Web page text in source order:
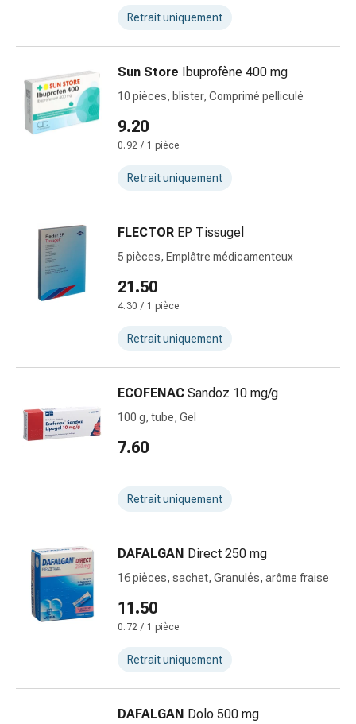
les
yeux
Inflammation
oculaire
Pansements
ophtalmiques
oculaire
et
sanguins
Cœur
et
contention
Circulation
sanguine
cardiaques
nerveux
Troubles
et
Retrait uniquement
Sun Store Ibuprofène 400 mg
10 pièces, blister, Comprimé pelliculé
9.20
0.92 / 1 pièce
Retrait uniquement
FLECTOR EP Tissugel
5 pièces, Emplâtre médicamenteux
21.50
4.30 / 1 pièce
Retrait uniquement
ECOFENAC Sandoz 10 mg/g
100 g, tube, Gel
7.60
Retrait uniquement
DAFALGAN Direct 250 mg
16 pièces, sachet, Granulés, arôme fraise
11.50
0.72 / 1 pièce
Retrait uniquement
DAFALGAN Dolo 500 mg